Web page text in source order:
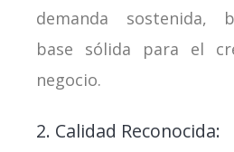
demanda sostenida,
base sólida para el
negocio.
2. Calidad Reconocida: